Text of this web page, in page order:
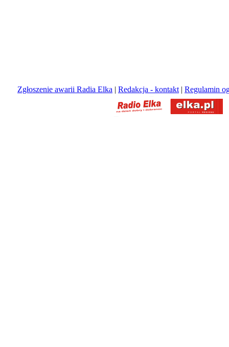
Zgłoszenie awarii Radia Elka | Redakcja - kontakt | Regulamin